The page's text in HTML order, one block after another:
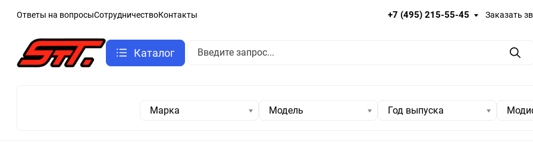
Ответы на вопросыСотрудничествоКонтакты +7 (495) 215-55-45 Заказать
Каталог
Марка Модель Год выпуска